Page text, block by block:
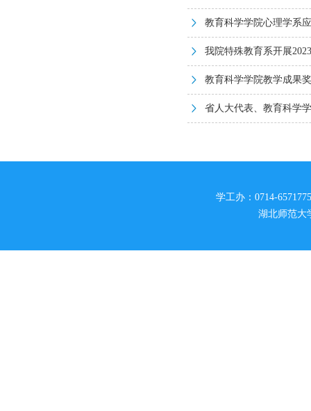
教育科学学院心理学系
我院特殊教育系开展
教育科学学院教学成果
省人大代表、教育科学
学工办：0714-
湖北师范大